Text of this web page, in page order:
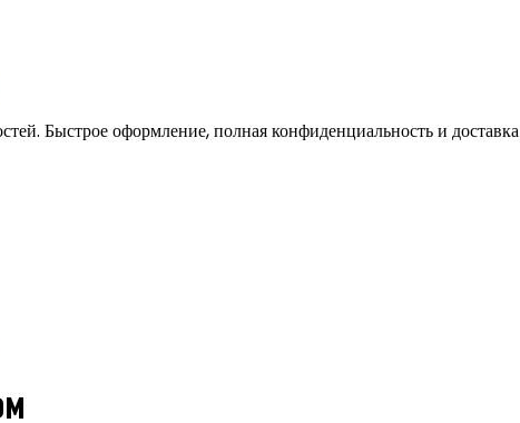
Быстрое оформление, полная конфиденциальность и доставка